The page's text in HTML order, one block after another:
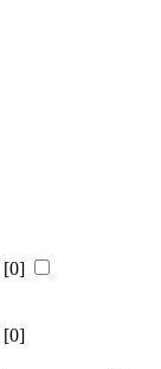
[0]
[0]